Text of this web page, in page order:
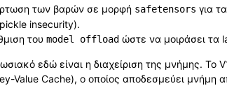
των βαρών σε μορφή safetensors για
insecurity).
του model offload ώστε να μοιράσει τα
εδώ είναι η διαχείριση της μνήμης. Το
Value Cache), ο οποίος αποδεσμεύει μνήμη